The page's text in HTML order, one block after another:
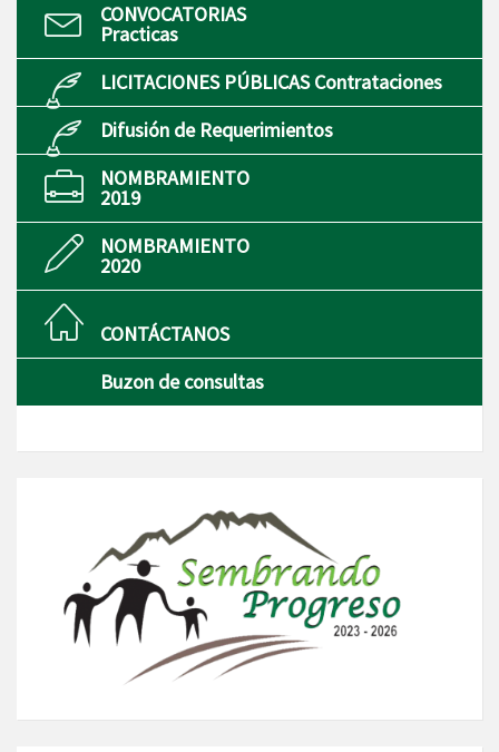
CONVOCATORIAS
Practicas
LICITACIONES PÚBLICAS Contrataciones
Difusión de Requerimientos
NOMBRAMIENTO
2019
NOMBRAMIENTO
2020
CONTÁCTANOS
Buzon de consultas